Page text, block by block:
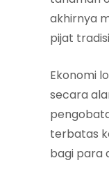
akhirnya
pijat
Ekonomi
secara
terbatas
bagi para